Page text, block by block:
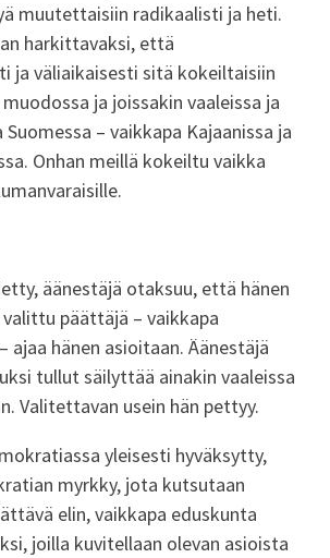
muutettaisiin radikaalisti ja heti.
harkittavaksi, että
ja väliaikaisesti sitä kokeiltaisiin
ja joissakin vaaleissa ja
Suomessa – vaikkapa Kajaanissa ja
Onhan meillä kokeiltu vaikka
äänestäjä otaksuu, että hänen
päättäjä – vaikkapa
ajaa hänen asioitaan. Äänestäjä
tullut säilyttää ainakin vaaleissa
Valitettavan usein hän pettyy.
yleisesti hyväksytty,
myrkky, jota kutsutaan
elin, vaikkapa eduskunta
joilla kuvitellaan olevan asioista